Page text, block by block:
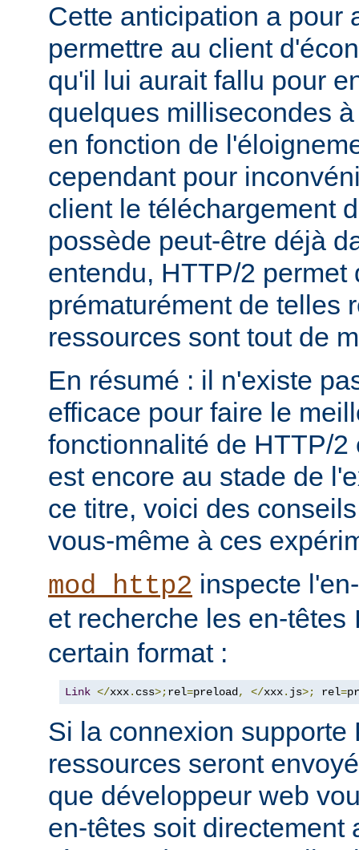
Cette anticipation a pour
permettre au client
qu'il lui aurait fallu pour
quelques millisecondes
en fonction de
cependant pour
client le téléchargement
possède peut-être déjà
entendu, HTTP/2 permet
prématurément de telles
ressources sont tout de
En résumé : il n'existe
efficace pour faire le
fonctionnalité de HTTP/2
est encore au stade de
ce titre, voici des
vous-même à ces
mod_http2 inspecte
et recherche les en-têtes
certain format :
Link </xxx. css>;rel=preload, </xxx. js>; rel=
Si la connexion supporte
ressources seront
que développeur web
en-têtes soit directement